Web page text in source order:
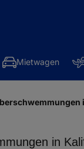
Mietwagen
in